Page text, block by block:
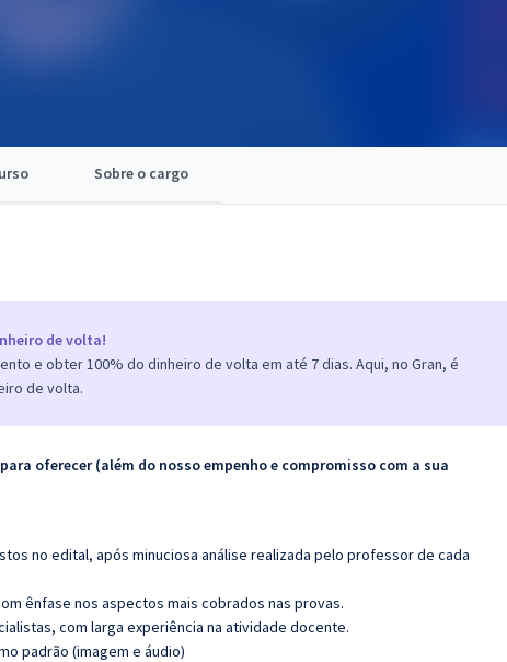
Sobre o cargo
de volta!
e obter 100% do dinheiro de volta em até 7 dias. Aqui, no Gran, é
de volta.
oferecer (além do nosso empenho e compromisso com a sua
no edital, após minuciosa análise realizada pelo professor de cada
ênfase nos aspectos mais cobrados nas provas.
com larga experiência na atividade docente.
padrão (imagem e áudio)